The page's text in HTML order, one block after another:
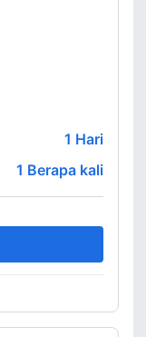
1 Hari
1 Berapa kali